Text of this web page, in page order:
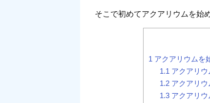
そこで初めてアクアリウムを始
1 アクアリウム
1.1アクアリウ
1.2アクアリ
1.3アクアリ